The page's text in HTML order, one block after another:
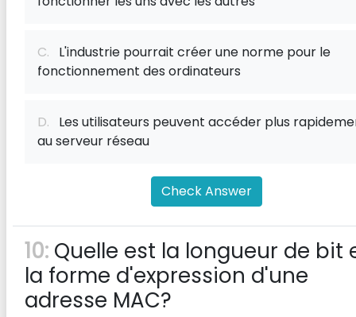
C. L'industrie pourrait créer une norme pour le
fonctionnement des ordinateurs
D. Les utilisateurs peuvent accéder plus
au serveur réseau
Check Answer
10: Quelle est la longueur de bit
la forme d'expression d'une
adresse MAC?